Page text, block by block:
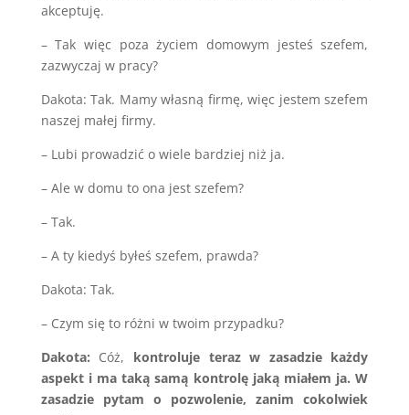
akceptuję.
– Tak więc poza życiem domowym jesteś szefem,
zazwyczaj w pracy?
Dakota: Tak. Mamy własną firmę, więc jestem szefem
naszej małej firmy.
– Lubi prowadzić o wiele bardziej niż ja.
– Ale w domu to ona jest szefem?
– Tak.
– A ty kiedyś byłeś szefem, prawda?
Dakota: Tak.
– Czym się to różni w twoim przypadku?
Dakota: Cóż, kontroluje teraz w zasadzie każdy
aspekt i ma taką samą kontrolę jaką miałem ja. W
zasadzie pytam o pozwolenie, zanim cokolwiek